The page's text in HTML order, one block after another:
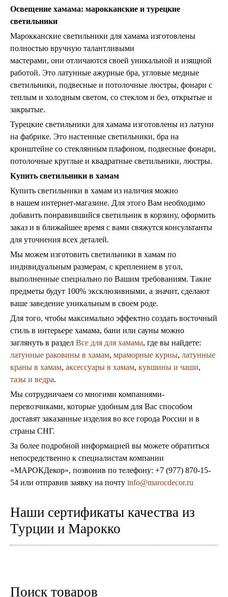
Освещение хамама: марокканские и турецкие
светильники
Марокканские светильники для хамама изготовлены
полностью вручную талантливыми
мастерами, они отличаются своей уникальной и изящной
работой. Это латунные ажурные бра, угловые медные
светильники, подвесные и потолочные люстры, фонари с
теплым и холодным светом, со стеклом и без, открытые и
закрытые.
Турецкие светильники для хамама изготовлены из латуни
на фабрике. Это настенные светильники, бра на
кронштейне со стеклянным плафоном, подвесные фонари,
потолочные круглые и квадратные светильники, люстры.
Купить светильники в хамам
Купить светильники в хамам из наличия можно
в нашем интернет-магазине. Для этого Вам необходимо
добавить понравившийся светильник в корзину, оформить
заказ и в ближайшее время с вами свяжутся консультанты
для уточнения всех деталей.
Мы можем изготовить светильники в хамам по
индивидуальным размерам, с креплением в угол,
выполненные специально по Вашим требованиям. Такие
предметы будут 100% эксклюзивными, а значит, сделают
ваше заведение уникальным в своем роде.
Для того, чтобы максимально эффектно создать восточный
стиль в интерьере хамама, бани или сауны можно
заглянуть в раздел Все для для хамама, где вы найдете:
латунные раковины в хамам, мраморные курны, латунные
краны в хамам, аксессуары в хамам, кувшины и чаши,
тазы и ведра.
Мы сотрудничаем со многими компаниями-
перевозчиками, которые удобным для Вас способом
доставят заказанные изделия во все города России и в
страны СНГ.
За более подробной информацией вы можете обратиться
непосредственно к специалистам компании
«МАРОКДекор», позвонив по телефону: +7 (977) 870-15-
54 или отправив заявку на почту info@marocdecor.ru
Наши сертификаты качества из
Турции и Марокко
Поиск товаров